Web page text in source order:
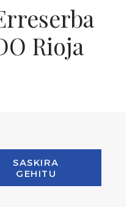
Rioja
SASKIRA
GEHITU